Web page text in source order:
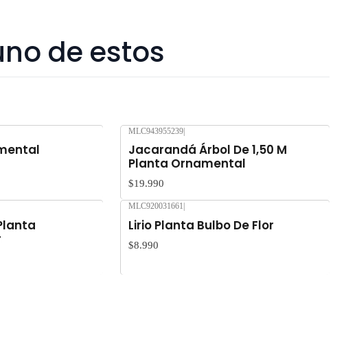
de estos
MLC943955239
Jacarandá Árbol De 1,50 M
Planta Ornamental
$19.990
MLC920031661
Lirio Planta Bulbo De Flor
$8.990